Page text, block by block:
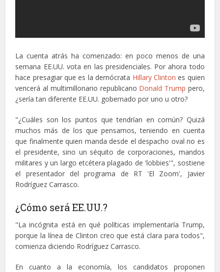
La cuenta atrás ha comenzado: en poco menos de una
semana EE.UU. vota en las presidenciales. Por ahora todo
hace presagiar que es la demócrata Hillary Clinton es quien
vencerá al multimillonario republicano Donald Trump pero,
¿sería tan diferente EE.UU. gobernado por uno u otro?
"¿Cuáles son los puntos que tendrían en común? Quizá
muchos más de los que pensamos, teniendo en cuenta
que finalmente quien manda desde el despacho oval no es
el presidente, sino un séquito de corporaciones, mandos
militares y un largo etcétera plagado de 'lobbies'", sostiene
el presentador del programa de RT 'El Zoom', Javier
Rodríguez Carrasco.
¿Cómo será EE.UU.?
"La incógnita está en qué políticas implementaría Trump,
porque la línea de Clinton creo que está clara para todos",
comienza diciendo Rodríguez Carrasco.
En cuanto a la economía, los candidatos proponen